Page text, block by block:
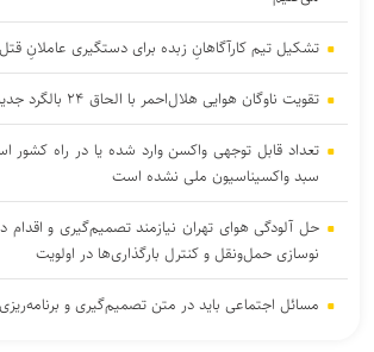
تشکیل تیم کارآگاهانِ زبده برای دستگیری عاملانِ
تقویت ناوگان هوایی هلال‌احمر با الحاق ۲۴ بالگرد جدید
سبد واکسیناسیون ملی نشده است
حل آلودگی هوای تهران نیازمند تصمیم‌گیری و
نوسازی حمل‌ونقل و کنترل بارگذاری‌ها در اولویت
مسائل اجتماعی باید در متن تصمیم‌گیری و